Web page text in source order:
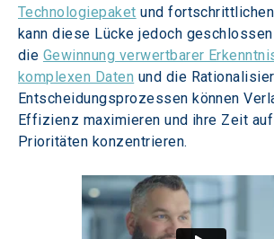
Technologiepaket und
kann diese Lücke jedoch
die Gewinnung verwertbarer
komplexen Daten und die
Entscheidungsprozessen können
Effizienz maximieren und ihre Zeit
Prioritäten konzentrieren.